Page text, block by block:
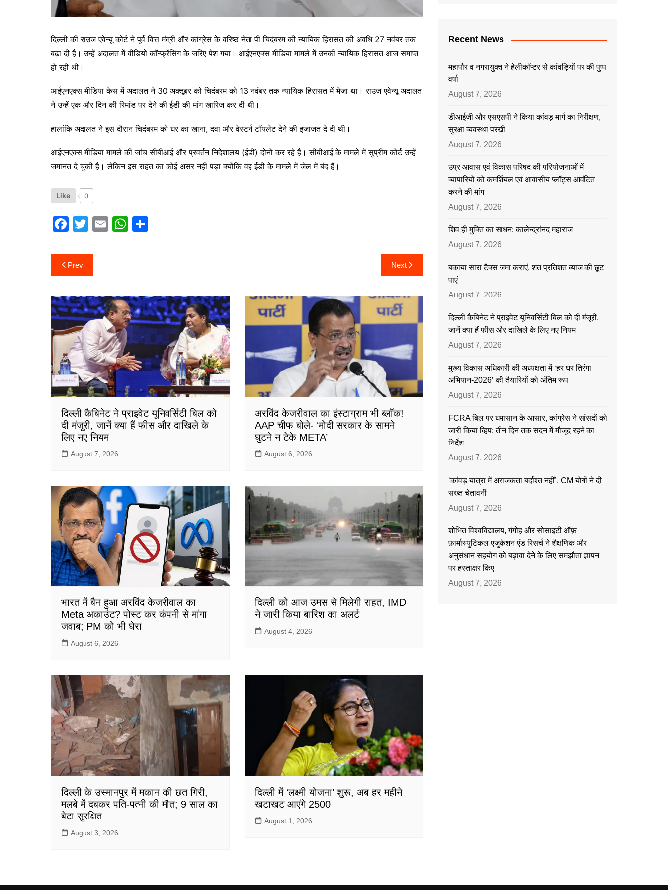
दिल्ली की राउज एवेन्यू कोर्ट ने पूर्व वित्त मंत्री और कांग्रेस के वरिष्ठ नेता पी चिदंबरम की न्यायिक हिरासत की अवधि 27 नवंबर तक
बढ़ा दी है। उन्हें अदालत में वीडियो कॉन्फ्रेंसिंग के जरिए पेश गया। आईएनएक्स मीडिया मामले में उनकी न्यायिक हिरासत आज समाप्त
हो रही थी।
आईएनएक्स मीडिया केस में अदालत ने 30 अक्तूबर को चिदंबरम को 13 नवंबर तक न्यायिक हिरासत में भेजा था। राउज एवेन्यू अदालत
ने उन्हें एक और दिन की रिमांड पर देने की ईडी की मांग खारिज कर दी थी।
हालांकि अदालत ने इस दौरान चिदंबरम को घर का खाना, दवा और वेस्टर्न टॉयलेट देने की इजाजत दे दी थी।
आईएनएक्स मीडिया मामले की जांच सीबीआई और प्रवर्तन निदेशालय (ईडी) दोनों कर रहे हैं। सीबीआई के मामले में सुप्रीम कोर्ट उन्हें
जमानत दे चुकी है। लेकिन इस राहत का कोई असर नहीं पड़ा क्योंकि वह ईडी के मामले में जेल में बंद हैं।
Like 0
F
c
e
o
o
k
T
itt
er
E
W
p
p
Post
navigation
Prev Next
दिल्ली कैबिनेट ने प्राइवेट यूनिवर्सिटी बिल को
दी मंजूरी, जानें क्या हैं फीस और दाखिले के
लिए नए नियम
August 7, 2026
अरविंद केजरीवाल का इंस्टाग्राम भी ब्लॉक!
AAP चीफ बोले- ‘मोदी सरकार के सामने
घुटने न टेके META’
August 6, 2026
भारत में बैन हुआ अरविंद केजरीवाल का
Meta अकाउंट? पोस्ट कर कंपनी से मांगा
जवाब; PM को भी घेरा
August 6, 2026
दिल्ली को आज उमस से मिलेगी राहत, IMD
ने जारी किया बारिश का अलर्ट
August 4, 2026
दिल्ली के उस्मानपुर में मकान की छत गिरी,
मलबे में दबकर पति-पत्नी की मौत; 9 साल का
बेटा सुरक्षित
August 3, 2026
दिल्ली में ‘लक्ष्मी योजना’ शुरू, अब हर महीने
खटाखट आएंगे 2500
August 1, 2026
Recent News
महापौर व नगरायुक्त ने हेलीकॉप्टर से कांवड़ियों पर की पुष्प
वर्षा
August 7, 2026
डीआईजी और एसएसपी ने किया कांवड़ मार्ग का निरीक्षण,
सुरक्षा व्यवस्था परखी
August 7, 2026
उप्र आवास एवं विकास परिषद की परियोजनाओं में
व्यापारियों को कमर्शियल एवं आवासीय प्लॉट्स आवंटित
करने की मांग
August 7, 2026
शिव ही मुक्ति का साधन: कालेन्द्रांनद महाराज
August 7, 2026
बकाया सारा टैक्स जमा कराएं, शत प्रतिशत ब्याज की छूट
पाएं
August 7, 2026
दिल्ली कैबिनेट ने प्राइवेट यूनिवर्सिटी बिल को दी मंजूरी,
जानें क्या हैं फीस और दाखिले के लिए नए नियम
August 7, 2026
मुख्य विकास अधिकारी की अध्यक्षता में ‘हर घर तिरंगा
अभियान-2026’ की तैयारियों को अंतिम रूप
August 7, 2026
FCRA बिल पर घमासान के आसार, कांग्रेस ने सांसदों को
जारी किया व्हिप; तीन दिन तक सदन में मौजूद रहने का
निर्देश
August 7, 2026
‘कांवड़ यात्रा में अराजकता बर्दाश्त नहीं’, CM योगी ने दी
सख्त चेतावनी
August 7, 2026
शोभित विश्वविद्यालय, गंगोह और सोसाइटी ऑफ़
फ़ार्मास्युटिकल एजुकेशन एंड रिसर्च ने शैक्षणिक और
अनुसंधान सहयोग को बढ़ावा देने के लिए समझौता ज्ञापन
पर हस्ताक्षर किए
August 7, 2026